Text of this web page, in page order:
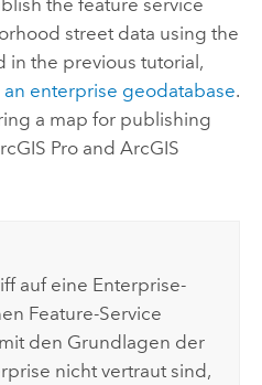
the feature service
street data using the
in the previous tutorial,
enterprise geodatabase.
a map for publishing
Proand ArcGIS
auf eine Enterprise-
Feature-Service
den Grundlagen der
nicht vertraut sind,